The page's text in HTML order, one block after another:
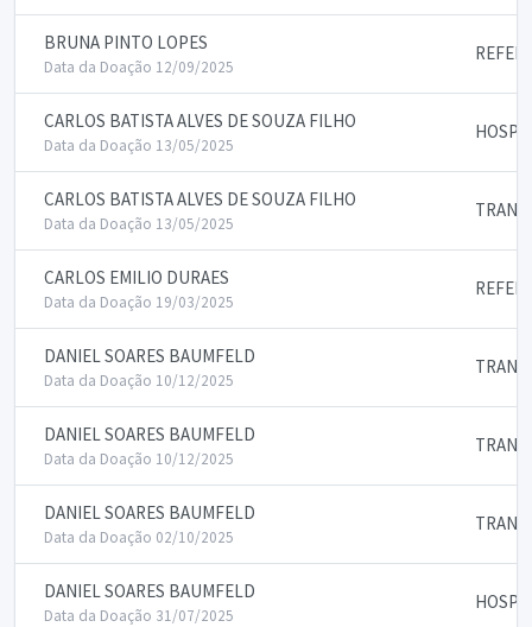
BRUNA PINTO LOPES
Data da Doação 12/09/2025
CARLOS BATISTA ALVES DE SOUZA FILHO
Data da Doação 13/05/2025
CARLOS BATISTA ALVES DE SOUZA FILHO
Data da Doação 13/05/2025
CARLOS EMILIO DURAES
Data da Doação 19/03/2025
DANIEL SOARES BAUMFELD
Data da Doação 10/12/2025
DANIEL SOARES BAUMFELD
Data da Doação 10/12/2025
DANIEL SOARES BAUMFELD
Data da Doação 02/10/2025
DANIEL SOARES BAUMFELD
Data da Doação 31/07/2025